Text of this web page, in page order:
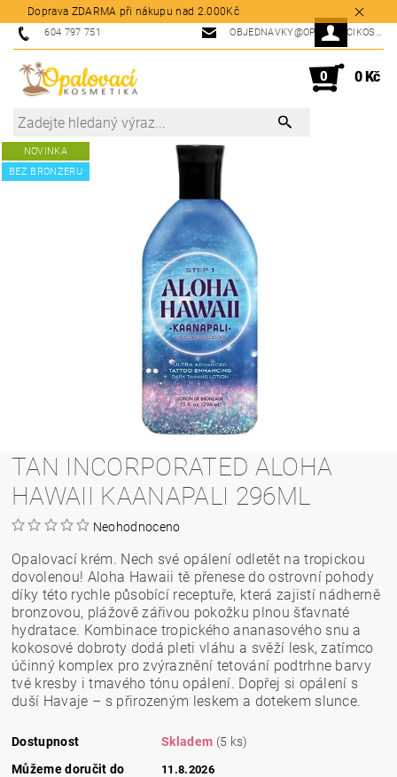
Doprava ZDARMA při nákupu nad 2.000Kč
604 797 751 OBJEDNAVKY@OPALOVACIKOSMETIKA.CZ
0 0 Kč
NOVINKA
BEZ BRONZERU
TAN INCORPORATED ALOHA
HAWAII KAANAPALI 296ML
Neohodnoceno
Opalovací krém. Nech své opálení odletět na tropickou
dovolenou! Aloha Hawaii tě přenese do ostrovní pohody
díky této rychle působící receptuře, která zajistí nádherně
bronzovou, plážově zářivou pokožku plnou šťavnaté
hydratace. Kombinace tropického ananasového snu a
kokosové dobroty dodá pleti vláhu a svěží lesk, zatímco
účinný komplex pro zvýraznění tetování podtrhne barvy
tvé kresby i tmavého tónu opálení. Dopřej si opálení s
duší Havaje – s přirozeným leskem a dotekem slunce.
Dostupnost Skladem (5 ks)
Můžeme doručit do
11.8.2026